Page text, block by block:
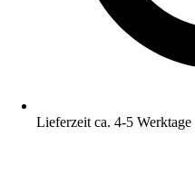
Lieferzeit ca. 4-5 Werktage